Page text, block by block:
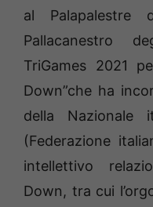
al
Pallacanestro
TriGames 2021
Down”che ha
della Nazionale
(Federazione
intellettivo
Down, tra cui